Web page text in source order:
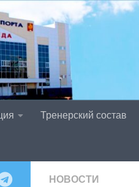
Тренерский состав
НОВОСТИ